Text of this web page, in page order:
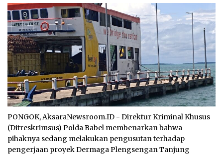
PONGOK, AksaraNewsroom.ID - Direktur Kriminal Khusus
(Ditreskrimsus) Polda Babel membenarkan bahwa
pihaknya sedang melakukan pengusutan terhadap
pengerjaan proyek Dermaga Plengsengan Tanjung